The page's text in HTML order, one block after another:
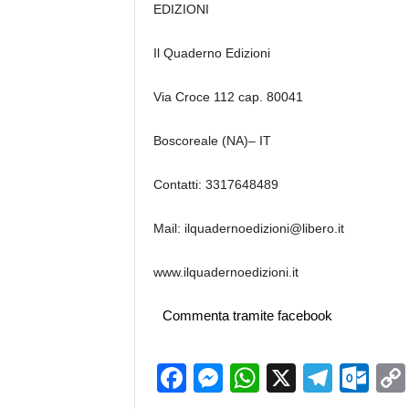
EDIZIONI
Il Quaderno Edizioni
Via Croce 112 cap. 80041
Boscoreale (NA)– IT
Contatti: 3317648489
Mail: ilquadernoedizioni@libero.it
www.ilquadernoedizioni.it
Commenta tramite facebook
Facebook
Messenger
WhatsApp
X